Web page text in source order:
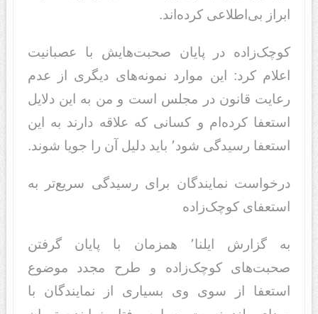
ابراز بی‌اطلاعی کرده‌اند.
کوچک‌زاده در پایان صحبت‌هایش با عصبانیت
اعلام کرد: این موارد نمونه‌های دیگری از عدم
رعایت قانون در مجلس است و من به این دلایل
استعفا کرده‌ام و کسانی که علاقه دارند به این
استعفا رسیدگی شود٬ باید دلیل آن را جویا شوند.
درخواست نمایندگان برای رسیدگی سریع‌تر به
استعفای کوچک‌زاده
به گزارش ایلنا٬ همزمان با پایان گرفتن
صحبت‌های کوچک‌زاده و طرح مجدد موضوع
استعفا از سوی وی بسیاری از نمایندگان با